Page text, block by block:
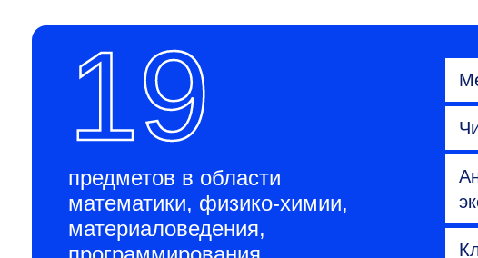
19
предметов в области
математики, физико-химии,
материаловедения,